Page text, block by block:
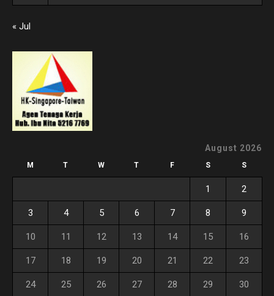
« Jul
August 2026
M T W T F S S
1 2
3 4 5 6 7 8 9
10 11 12 13 14 15 16
17 18 19 20 21 22 23
24 25 26 27 28 29 30